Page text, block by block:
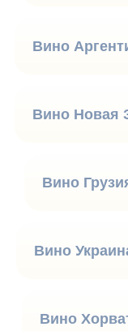
Вино
Вино Новая
Вино
Вино
Вино